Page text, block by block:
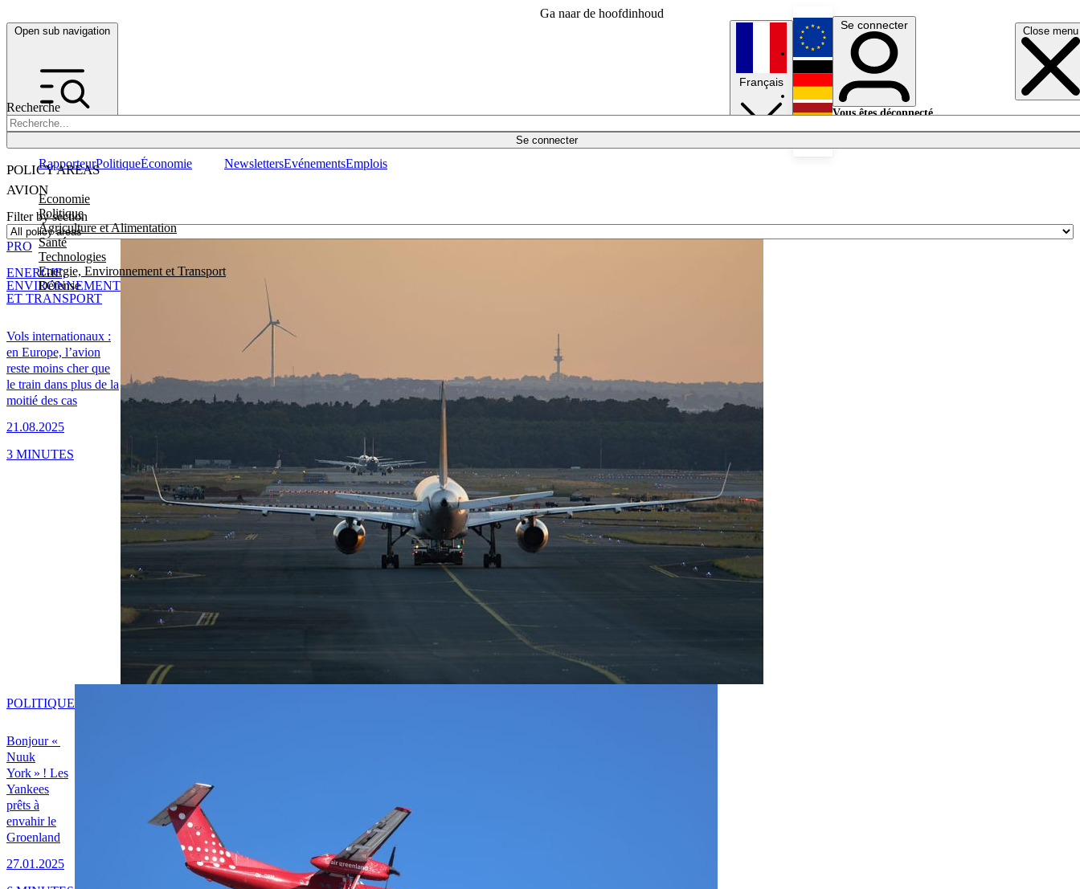
Ga naar de hoofdinhoud
Open sub navigation Close menu
Recherche
Se connecter
POLICY AREAS
Economie
Politique
Agriculture et Alimentation
Santé
Technologies
Energie, Environnement et Transport
Défense
RapporteurPolitiqueÉconomie NewslettersEvénementsEmplois
Français
English
Deutsch
Se connecter
Vous êtes déconnecté.
AVION
Filter by section
Vols internationaux :
en Europe, l’avion
reste moins cher que
le train dans plus de la
moitié des cas
21.08.2025
PRO
ENERGIE,
ENVIRONNEMENT
ET TRANSPORT
3 MINUTES
Bonjour «
Nuuk
York » ! Les
Yankees
prêts à
envahir le
Groenland
27.01.2025
POLITIQUE